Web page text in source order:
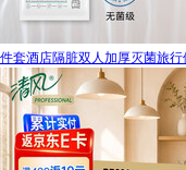
件套酒店隔脏双人加厚灭菌旅行